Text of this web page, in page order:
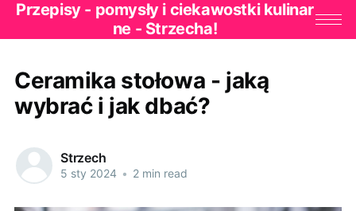
Przepisy - pomysły i ciekawostki kulinar
ne - Strzecha!
Ceramika stołowa - jaką
wybrać i jak dbać?
Strzech
5 sty 2024 • 2 min read